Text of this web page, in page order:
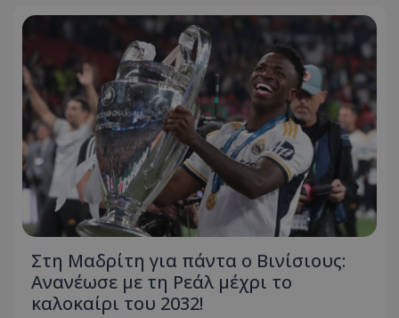
Στη Μαδρίτη για πάντα ο Βινίσιους:
Ανανέωσε με τη Ρεάλ μέχρι το
καλοκαίρι του 2032!